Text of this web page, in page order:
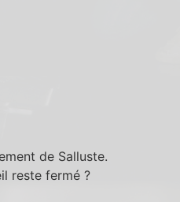
de Salluste.
reste fermé ?